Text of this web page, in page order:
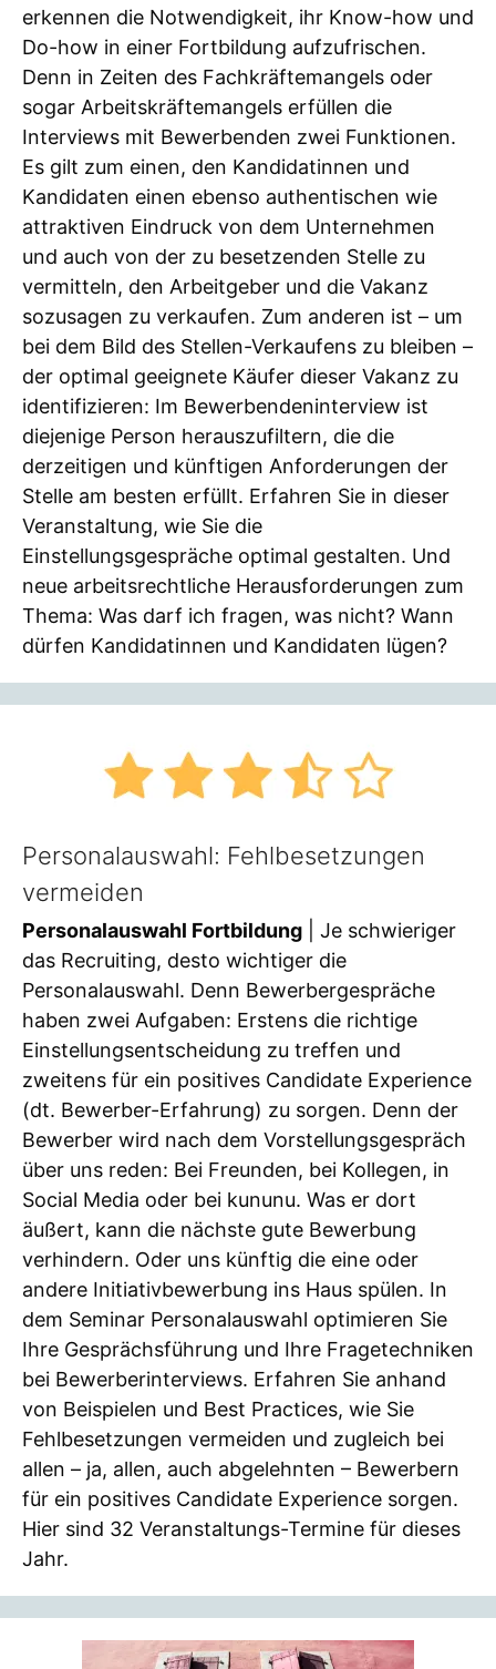
erkennen die Notwendigkeit, ihr Know-how und
Do-how in einer Fortbildung aufzufrischen.
Denn in Zeiten des Fachkräftemangels oder
sogar Arbeitskräftemangels erfüllen die
Interviews mit Bewerbenden zwei Funktionen.
Es gilt zum einen, den Kandidatinnen und
Kandidaten einen ebenso authentischen wie
attraktiven Eindruck von dem Unternehmen
und auch von der zu besetzenden Stelle zu
vermitteln, den Arbeitgeber und die Vakanz
sozusagen zu verkaufen. Zum anderen ist – um
bei dem Bild des Stellen-Verkaufens zu bleiben –
der optimal geeignete Käufer dieser Vakanz zu
identifizieren: Im Bewerbendeninterview ist
diejenige Person herauszufiltern, die die
derzeitigen und künftigen Anforderungen der
Stelle am besten erfüllt. Erfahren Sie in dieser
Veranstaltung, wie Sie die
Einstellungsgespräche optimal gestalten. Und
neue arbeitsrechtliche Herausforderungen zum
Thema: Was darf ich fragen, was nicht? Wann
dürfen Kandidatinnen und Kandidaten lügen?
Personalauswahl: Fehlbesetzungen
vermeiden
Personalauswahl Fortbildung | Je schwieriger
das Recruiting, desto wichtiger die
Personalauswahl. Denn Bewerbergespräche
haben zwei Aufgaben: Erstens die richtige
Einstellungsentscheidung zu treffen und
zweitens für ein positives Candidate Experience
(dt. Bewerber-Erfahrung) zu sorgen. Denn der
Bewerber wird nach dem Vorstellungsgespräch
über uns reden: Bei Freunden, bei Kollegen, in
Social Media oder bei kununu. Was er dort
äußert, kann die nächste gute Bewerbung
verhindern. Oder uns künftig die eine oder
andere Initiativbewerbung ins Haus spülen. In
dem Seminar Personalauswahl optimieren Sie
Ihre Gesprächsführung und Ihre Fragetechniken
bei Bewerberinterviews. Erfahren Sie anhand
von Beispielen und Best Practices, wie Sie
Fehlbesetzungen vermeiden und zugleich bei
allen – ja, allen, auch abgelehnten – Bewerbern
für ein positives Candidate Experience sorgen.
Hier sind 32 Veranstaltungs-Termine für dieses
Jahr.